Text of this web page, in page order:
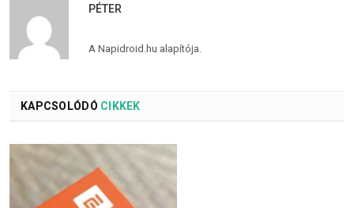
PÉTER
A Napidroid.hu alapítója.
KAPCSOLÓDÓ CIKKEK